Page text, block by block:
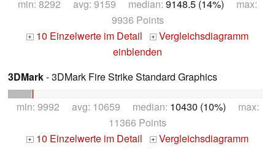
min: 8292 avg: 9159 median: 9148.5 (14%) max:
9936 Points
+ 10 Einzelwerte im Detail +
Vergleichsdiagramm
einblenden
3DMark- 3DMark Fire Strike Standard Graphics
min: 9992 avg: 10659 median: 10430 (10%) max:
11366 Points
+ 10 Einzelwerte im Detail +
Vergleichsdiagramm